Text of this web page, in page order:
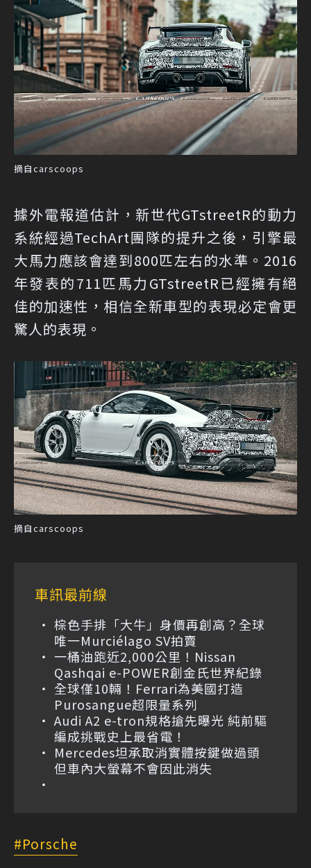
摘自carscoops
據外電報道估計，新世代GTstreetR的動力
系統經過TechArt團隊的提升之後，引擎最
大馬力應該會達到800匹左右的水準。2016
年發表的711匹馬力GTstreetR已經擁有絕
佳的加速性，相信全新車型的表現必定會更
驚人的表現。
摘自carscoops
車訊最前線
棕色手排「大牛」身價再創高？全球
唯一Murciélago SV拍賣
一桶油跑近2,000公里！Nissan
Qashqai e-POWER創金氏世界紀錄
全球僅10輛！Ferrari為美國打造
Purosangue超限量系列
Audi A2 e-tron規格搶先曝光 純前驅
編成挑戰史上最省電！
Mercedes坦承取消實體按鍵做過頭
但車內大螢幕不會因此消失
Porsche